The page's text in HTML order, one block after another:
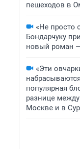
пешеходов в
«Не просто
Бондарчуку
новый роман
«Эти
популярная
разнице
Москве и в